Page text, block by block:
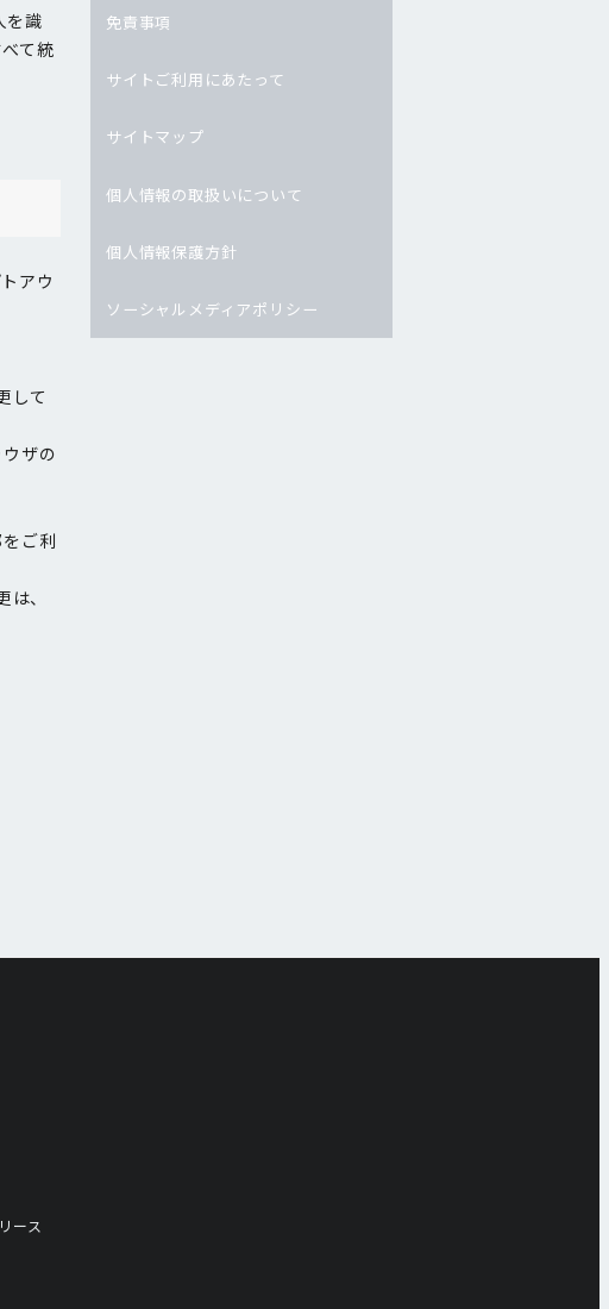
を識
て統
アウ
して
ザの
ご利
、
免責事項
サイトご利用にあたって
サイトマップ
個人情報の取扱いについて
個人情報保護方針
ソーシャルメディアポリシー
ース